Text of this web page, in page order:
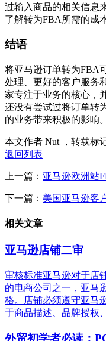
过输入商品的相关信息
了解转为FBA所需的成
结语
将亚马逊订单转为FBA
处理、更好的客户服务
家专注于业务的核心，
还没有尝试过将订单转
的业务带来积极的影响。
本文作者 Nut ，转载标
返回列表
上一篇： 亚马逊欧洲站
下一篇： 美国亚马逊客
相关文章
亚马逊店铺二审
审核标准亚马逊对于店
的电商公司之一，亚马
格。店铺必须遵守亚马
于商品描述、品牌授权
外贸初学者必读：